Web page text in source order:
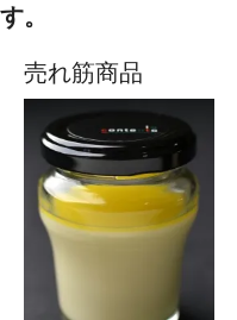
す。
売れ筋商品